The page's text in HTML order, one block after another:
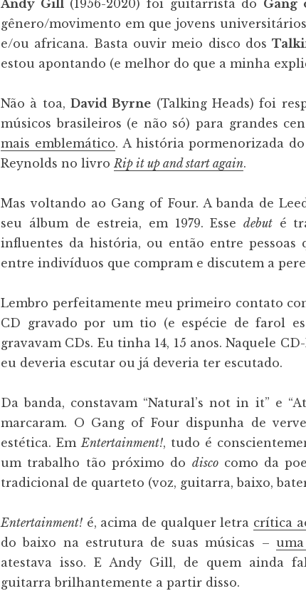
Andy Gill(1956-2020) foi guitarrista do Gang
gênero/movimento em que jovens
e/ou africana. Basta ouvir meio disco dos
estou apontando (e melhor do que a minha
Não à toa,David Byrne (Talking Heads) foi
músicos brasileiros (e não só) para grandes
mais emblemático. A história pormenorizada
Reynolds no livroRip it up and start again.
Mas voltando ao Gang of Four. A banda de
seu álbum de estreia, em 1979. Esse debuté
influentes da história, ou então entre
entre indivíduos que compram e discutem a
Lembro perfeitamente meu primeiro contato
CD gravado por um tio (e espécie de farol
gravavam CDs. Eu tinha 14, 15 anos. Naquele
eu deveria escutar ou já deveria ter escutado.
Da banda, constavam “Natural’s not in it” e
marcaram. O Gang of Four dispunha de
estética. EmEntertainment!, tudo é
um trabalho tão próximo do discocomo da
tradicional de quarteto (voz, guitarra, baixo,
Entertainment! é, acima de qualquer letra crítica
do baixo na estrutura de suas músicas –
atestava isso. E Andy Gill, de quem ainda
guitarra brilhantemente a partir disso.